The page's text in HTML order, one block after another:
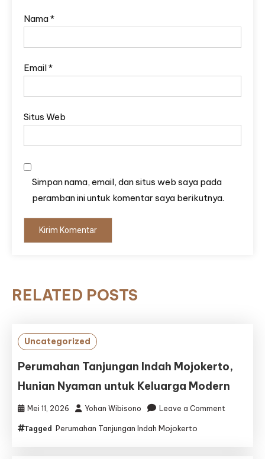
Nama*
Email*
Situs Web
Simpan nama, email, dan situs web saya pada
peramban ini untuk komentar saya berikutnya.
RELATED POSTS
Uncategorized
Perumahan Tanjungan Indah Mojokerto,
Hunian Nyaman untuk Keluarga Modern
Mei 11, 2026 Yohan Wibisono Leave a Comment
Tagged Perumahan Tanjungan Indah Mojokerto